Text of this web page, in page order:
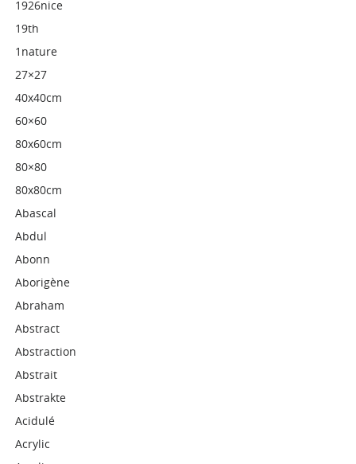
1926nice
19th
1nature
27×27
40x40cm
60×60
80x60cm
80×80
80x80cm
Abascal
Abdul
Abonn
Aborigène
Abraham
Abstract
Abstraction
Abstrait
Abstrakte
Acidulé
Acrylic